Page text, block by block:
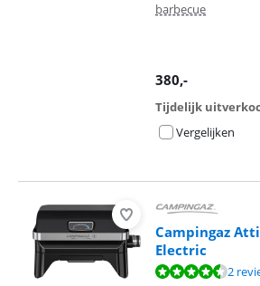
barbecue
380,-
Tijdelijk
Vergelijken
Campingaz
Electric
Beoordeling is 8,6 van de 10, gebaseerd op 2
2